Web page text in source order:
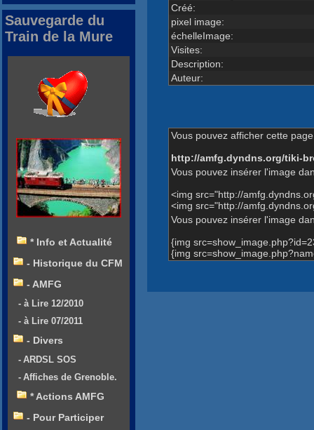
Créé:
pixel image:
échelleImage:
Visites:
Description:
Auteur:
Vous pouvez afficher cette
http://amfg.dyndns.org/tiki-
Vous pouvez insérer l'image
<img src="http://
<img src="http://
Vous pouvez insérer l'image
{img
{img
Sauvegarde du
Train de la Mure
* Info et Actualité
- Historique du CFM
- AMFG
- à Lire 12/2010
- à Lire 07/2011
- Divers
- ARDSL SOS
- Affiches de Grenoble.
* Actions AMFG
- Pour Participer